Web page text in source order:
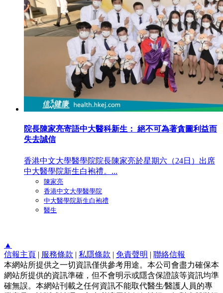
院長陳家亮寄語中大醫科新生： 絕不可為著貪圖利益而
失去誠信
香港中文大學醫學院院長陳家亮於星期六（24日）出席
中大醫學院新生白袍禮。...
陳家亮
香港中文大學醫學院
中大醫學院新生白袍禮
醫生
▲
信報主頁 | 服務條款 | 私隱條款 | 免責聲明 | 聯絡信報
本網站所提供之一切資訊僅供參考用途。本公司會盡力確保本
網站所提供的資訊準確，但不會明示或隱含保證該等資訊均準
確無誤。本網站刊載之任何資訊不能取代醫生∕醫護人員的專